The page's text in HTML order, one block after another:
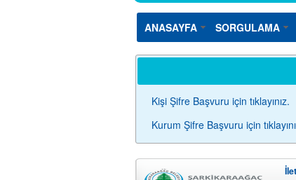
ANASAYFA SORGULAMA
Kişi Şifre Başvuru için tıklayınız.
Kurum Şifre Başvuru için